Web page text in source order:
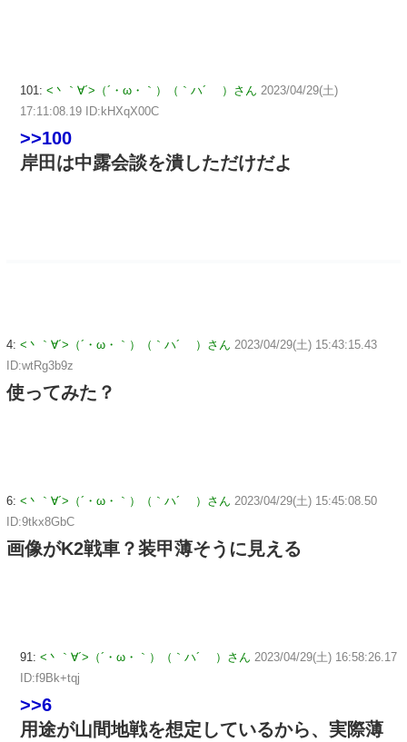
101: <丶｀∀´>（´・ω・｀）（｀ハ´ ）さん 2023/04/29(土)
17:11:08.19 ID:kHXqX00C
>>100
岸田は中露会談を潰しただけだよ
4: <丶｀∀´>（´・ω・｀）（｀ハ´ ）さん 2023/04/29(土) 15:43:15.43
ID:wtRg3b9z
使ってみた？
6: <丶｀∀´>（´・ω・｀）（｀ハ´ ）さん 2023/04/29(土) 15:45:08.50
ID:9tkx8GbC
画像がK2戦車？装甲薄そうに見える
91: <丶｀∀´>（´・ω・｀）（｀ハ´ ）さん 2023/04/29(土) 16:58:26.17
ID:f9Bk+tqj
>>6
用途が山間地戦を想定しているから、実際薄